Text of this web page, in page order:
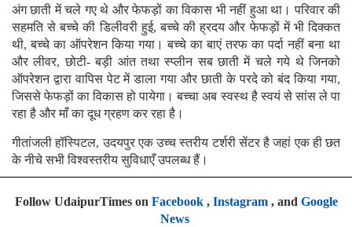
अंग छाती में चले गए थे और फेफड़ों का विकास भी नहीं हुआ था। परिवार की
सहमति से बच्चे की डिलीवरी हुई, बच्चे की ह्रदय और फेफड़ों में भी दिक्कत
थी, बच्चे का ऑपरेशन किया गया। बच्चे का बाएं तरफ का पर्दा नहीं बना था
और लीवर, छोटी- बड़ी आंत तथा स्प्लीन सब छाती में चले गये थे जिनको
ऑपरेशन द्वारा वापिस पेट में डाला गया और छाती के परदे को बंद किया गया,
जिससे फेफड़ों का विकास हो पायेगा। बच्चा अब स्वस्थ है स्वयं से सांस ले पा
रहा है और माँ का दूध ग्रहण कर रहा है।
गीतांजली हॉस्पिटल, उदयपुर एक उच्च स्तरीय टर्शरी सेंटर है जहां एक ही छत
के नीचे सभी विश्वस्तरीय सुविधाएँ उपलब्ध हैं।
Follow UdaipurTimes on Facebook, Instagram, and Google
News